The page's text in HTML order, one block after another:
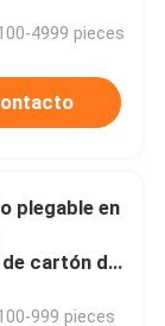
embalaje
4999 pieces
plegable en
cartón de
999 pieces